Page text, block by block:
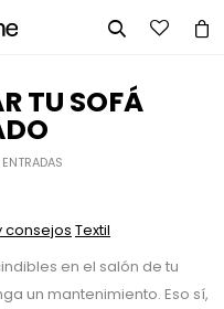

TU SOFÁ
consejos Textil
en el salón de tu
un mantenimiento. Eso sí,